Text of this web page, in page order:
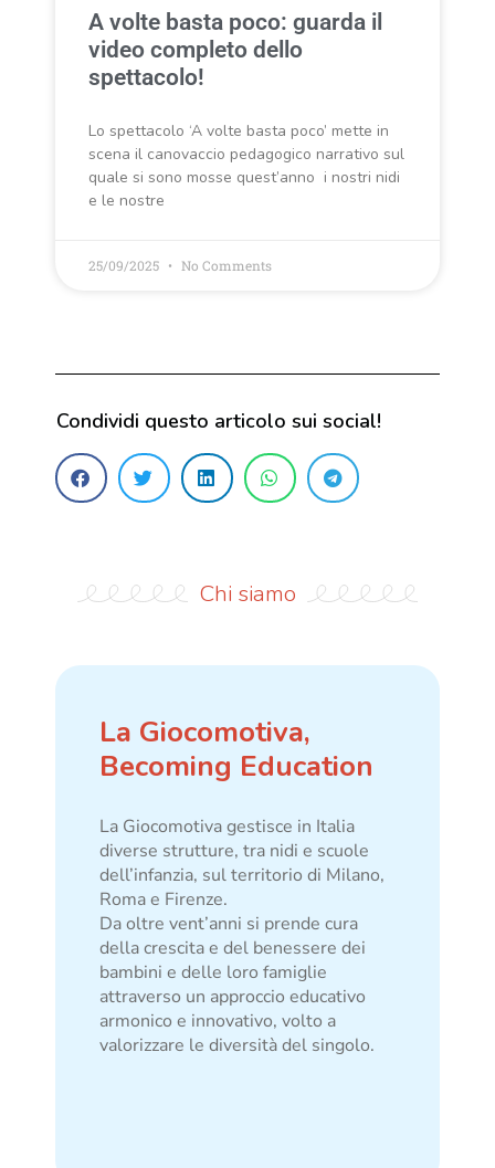
A volte basta poco: guarda il
video completo dello
spettacolo!
Lo spettacolo ‘A volte basta poco’ mette in
scena il canovaccio pedagogico narrativo sul
quale si sono mosse quest’anno i nostri nidi
e le nostre
25/09/2025 No Comments
Condividi questo articolo sui social!
Chi siamo
La Giocomotiva,
Becoming Education
La Giocomotiva gestisce in Italia
diverse strutture, tra nidi e scuole
dell’infanzia, sul territorio di Milano,
Roma e Firenze.
Da oltre vent’anni si prende cura
della crescita e del benessere dei
bambini e delle loro famiglie
attraverso un approccio educativo
armonico e innovativo, volto a
valorizzare le diversità del singolo.